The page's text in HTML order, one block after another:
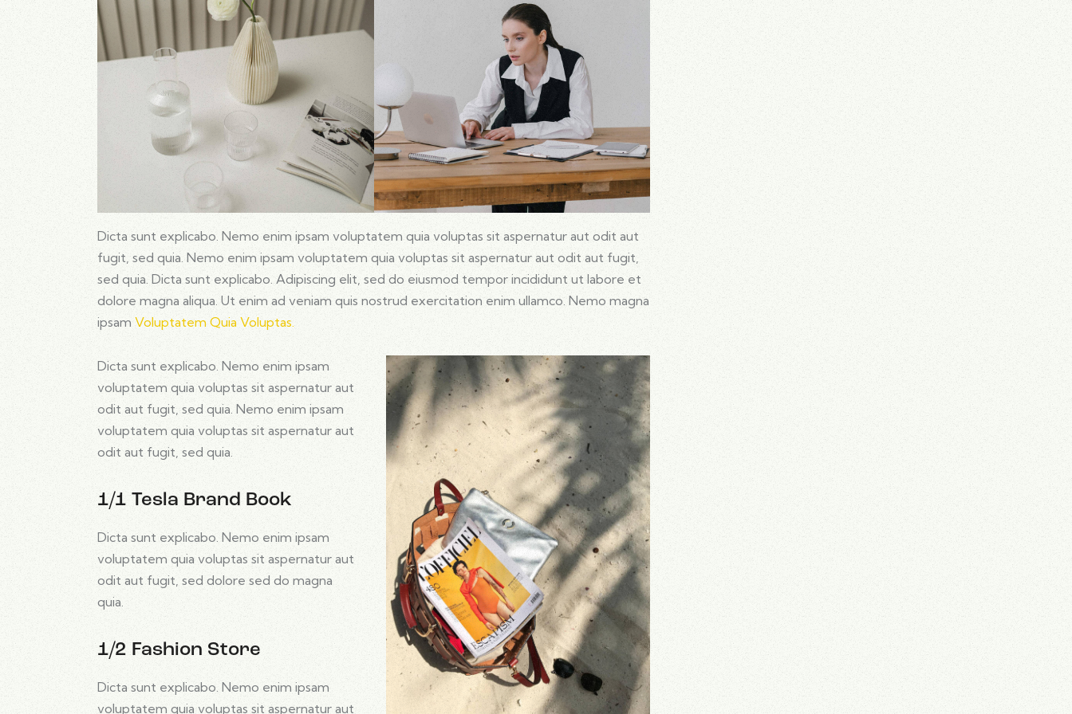
Dicta sunt explicabo. Nemo enim ipsam voluptatem quia voluptas sit aspernatur aut odit aut
fugit, sed quia. Nemo enim ipsam voluptatem quia voluptas sit aspernatur aut odit aut fugit,
sed quia. Dicta sunt explicabo. Adipiscing elit, sed do eiusmod tempor incididunt ut labore et
dolore magna aliqua. Ut enim ad veniam quis nostrud exercitation enim ullamco. Nemo magna
ipsam Voluptatem Quia Voluptas.
Dicta sunt explicabo. Nemo enim ipsam
voluptatem quia voluptas sit aspernatur aut
odit aut fugit, sed quia. Nemo enim ipsam
voluptatem quia voluptas sit aspernatur aut
odit aut fugit, sed quia.
1/1 Tesla Brand Book
Dicta sunt explicabo. Nemo enim ipsam
voluptatem quia voluptas sit aspernatur aut
odit aut fugit, sed dolore sed do magna
quia.
1/2 Fashion Store
Dicta sunt explicabo. Nemo enim ipsam
voluptatem quia voluptas sit aspernatur aut